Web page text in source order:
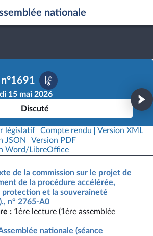
nationale
15 mai 2026
Discuté
législatif Compte rendu
Version XML
JSON
Version PDF
Word/LibreOffice
de la commission sur le projet de
de la procédure accélérée,
protection et la souveraineté
n° 2765-A0
: 1ère lecture (1ère assemblée
nationale (séance